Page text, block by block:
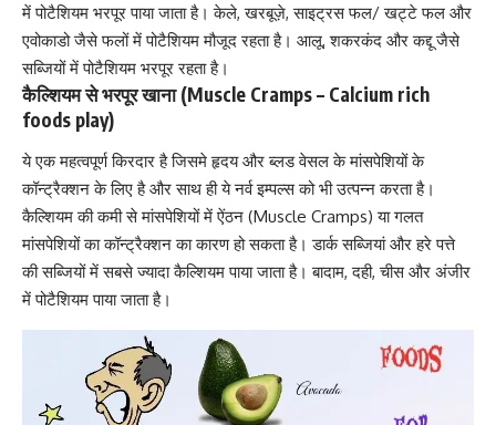
मेंपोटैशियम भरपूरपाया जाता है। केले, खरबूज़े, साइट्रस फल/ खट्टे फल और
एवोकाडो जैसे फलों में पोटैशियम मौजूद रहता है। आलू, शकरकंद और कद्दू जैसे
सब्जियों में पोटैशियम भरपूर रहता है।
कैल्शियम से भरपूर खाना (Muscle Cramps – Calcium rich
foods play)
ये एक महत्वपूर्ण किरदार है जिसमे हृदय और ब्लड वेसल के मांसपेशियों के
कॉन्ट्रैक्शन के लिए है और साथ ही ये नर्व इम्पल्स को भी उत्पन्न करता है।
कैल्शियम की कमी सेमांसपेशियों में ऐंठन (Muscle Cramps) या गलत
मांसपेशियों का कॉन्ट्रैक्शन का कारण हो सकता है। डार्क सब्जियां और हरे पत्ते
की सब्जियों में सबसे ज्यादा कैल्शियम पाया जाता है। बादाम, दही, चीस और अंजीर
में पोटैशियम पाया जाता है।